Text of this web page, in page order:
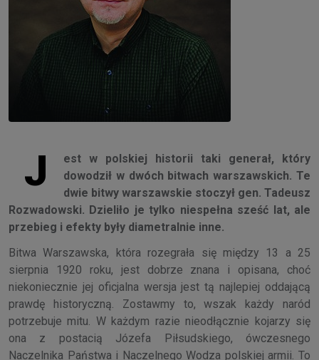
J
est w polskiej historii taki generał, który
dowodził w dwóch bitwach warszawskich. Te
dwie bitwy warszawskie stoczył gen. Tadeusz
Rozwadowski. Dzieliło je tylko niespełna sześć lat, ale
przebieg i efekty były diametralnie inne.
Bitwa Warszawska, która rozegrała się między 13 a 25
sierpnia 1920 roku, jest dobrze znana i opisana, choć
niekoniecznie jej oficjalna wersja jest tą najlepiej oddającą
prawdę historyczną. Zostawmy to, wszak każdy naród
potrzebuje mitu. W każdym razie nieodłącznie kojarzy się
ona z postacią Józefa Piłsudskiego, ówczesnego
Naczelnika Państwa i Naczelnego Wodza polskiej armii. To